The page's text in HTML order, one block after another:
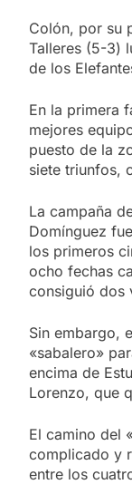
Colón, por su
Talleres (5-3)
de los
En la primera
mejores
puesto de la
siete triunfos,
La campaña
Domínguez
los primeros
ocho fechas
consiguió dos
Sin embargo,
«sabalero»
encima de
Lorenzo, que
El camino del
complicado y
entre los